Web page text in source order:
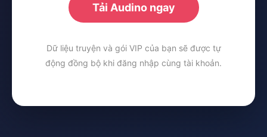
Tải Audino ngay
Dữ liệu truyện và gói VIP của bạn sẽ được tự
động đồng bộ khi đăng nhập cùng tài khoản.